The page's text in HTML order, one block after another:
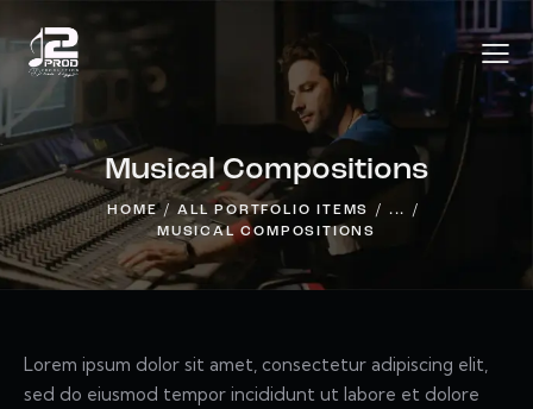
Musical Compositions
HOME ALL PORTFOLIO ITEMS
...
MUSICAL COMPOSITIONS
Lorem ipsum dolor sit amet, consectetur adipiscing elit,
sed do eiusmod tempor incididunt ut labore et dolore